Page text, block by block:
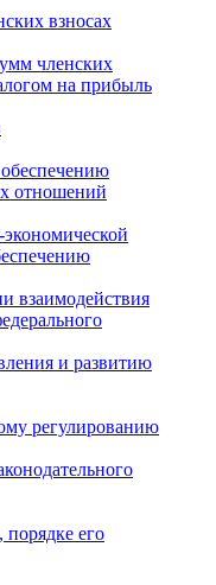
взносах
членских
на прибыль
отношений
взаимодействия
и развитию
регулированию
его